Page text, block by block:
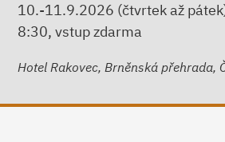
10.-11.9.2026 (čtvrtek až
8:30, vstup zdarma
Hotel Rakovec, Brněnská přehrada,